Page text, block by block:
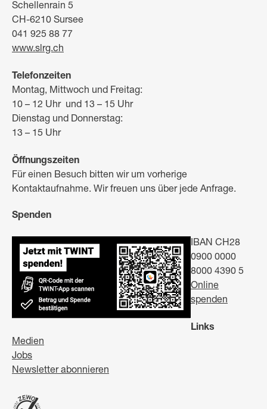
Schellenrain 5
CH-6210 Sursee
041 925 88 77
www.slrg.ch
Telefonzeiten
Montag, Mittwoch und Freitag:
10 – 12 Uhr und 13 – 15 Uhr
Dienstag und Donnerstag:
13 – 15 Uhr
Öffnungszeiten
Für einen Besuch bitten wir um vorherige
Kontaktaufnahme. Wir freuen uns über jede Anfrage.
Spenden
IBAN CH28
0900 0000
8000 4390 5
Online
spenden
Links
Medien
Jobs
Newsletter abonnieren